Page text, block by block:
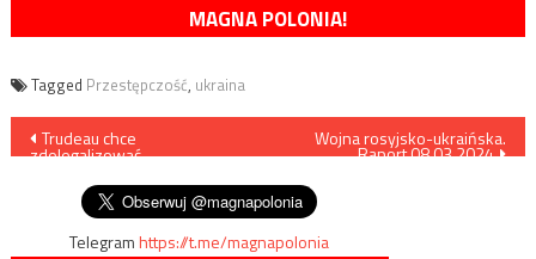
MAGNA POLONIA!
Tagged Przestępczość, ukraina
Nawigacja
wpisu
Trudeau chce
zdelegalizować
Wojna rosyjsko-ukraińska.
Raport 08.03.2024
Telegramhttps://t.me/magnapolonia